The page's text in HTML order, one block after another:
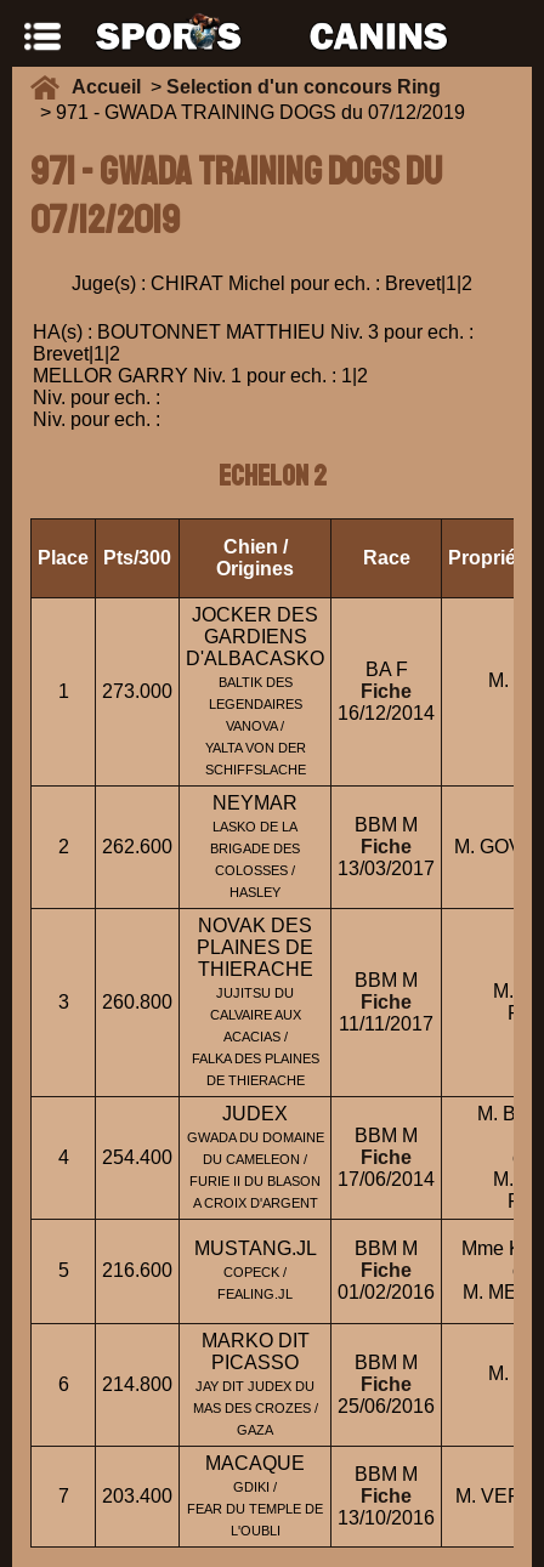
Accueil > Selection d'un concours Ring
> 971 - GWADA TRAINING DOGS du 07/12/2019
971 - GWADA TRAINING DOGS du
07/12/2019
Juge(s) : CHIRAT Michel pour ech. : Brevet|1|2
HA(s) : BOUTONNET MATTHIEU Niv. 3 pour ech. :
Brevet|1|2
MELLOR GARRY Niv. 1 pour ech. : 1|2
Niv. pour ech. :
Niv. pour ech. :
ECHELON 2
Place Pts/300
Chien /
Origines
Race
1 273.000
JOCKER DES
GARDIENS
D'ALBACASKO
BALTIK DES
LEGENDAIRES
VANOVA /
YALTA VON DER
SCHIFFSLACHE
BA F
Fiche
16/12/2014
M.
2 262.600
NEYMAR
LASKO DE LA
BRIGADE DES
COLOSSES /
HASLEY
BBM M
Fiche
13/03/2017
M.
3 260.800
NOVAK DES
PLAINES DE
THIERACHE
JUJITSU DU
CALVAIRE AUX
ACACIAS /
FALKA DES PLAINES
DE THIERACHE
BBM M
Fiche
11/11/2017
M.
4 254.400
JUDEX
GWADA DU DOMAINE
DU CAMELEON /
FURIE II DU BLASON
A CROIX D'ARGENT
BBM M
Fiche
17/06/2014
M.
M.
5 216.600
MUSTANG.JL
COPECK /
FEALING.JL
BBM M
Fiche
01/02/2016
Mme
M.
6 214.800
MARKO DIT
PICASSO
JAY DIT JUDEX DU
MAS DES CROZES /
GAZA
BBM M
Fiche
25/06/2016
M.
7 203.400
MACAQUE
GDIKI /
FEAR DU TEMPLE DE
L'OUBLI
BBM M
Fiche
13/10/2016
M.